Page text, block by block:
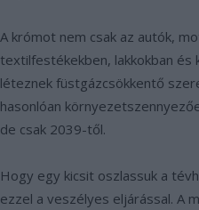
A krómot nem csak az autók,
textilfestékekben, lakkokban és
léteznek füstgázcsökkentő
hasonlóan
de csak 2039-től.
Hogy egy kicsit oszlassuk a
ezzel a veszélyes eljárással. A